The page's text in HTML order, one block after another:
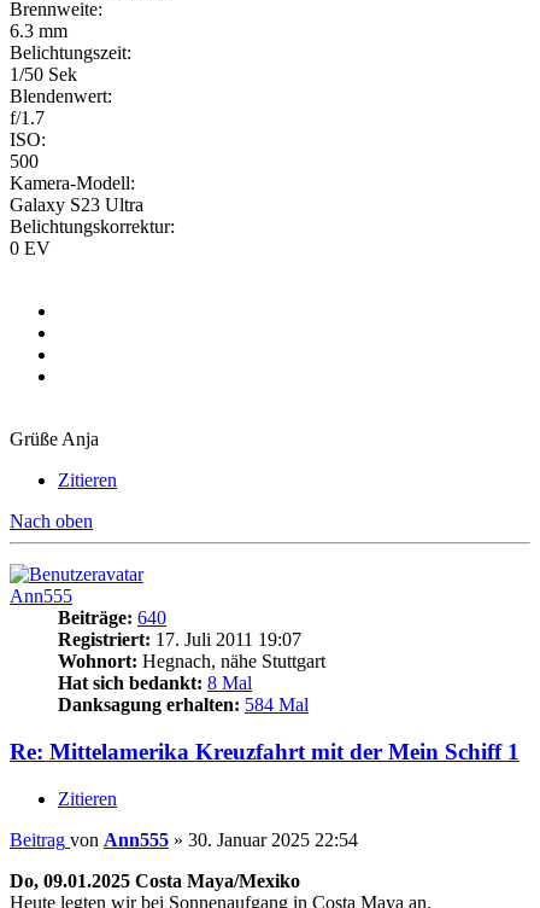
Brennweite:
6.3 mm
Belichtungszeit:
1/50 Sek
Blendenwert:
f/1.7
ISO:
500
Kamera-Modell:
Galaxy S23 Ultra
Belichtungskorrektur:
0 EV
Grüße Anja
Zitieren
Nach oben
Ann555
Beiträge: 640
Registriert: 17. Juli 2011 19:07
Wohnort: Hegnach, nähe Stuttgart
Hat sich bedankt: 8 Mal
Danksagung erhalten: 584 Mal
Re: Mittelamerika Kreuzfahrt mit der Mein Schiff 1
Zitieren
Beitrag von Ann555 » 30. Januar 2025 22:54
Do, 09.01.2025 Costa Maya/Mexiko
Heute legten wir bei Sonnenaufgang in Costa Maya an.